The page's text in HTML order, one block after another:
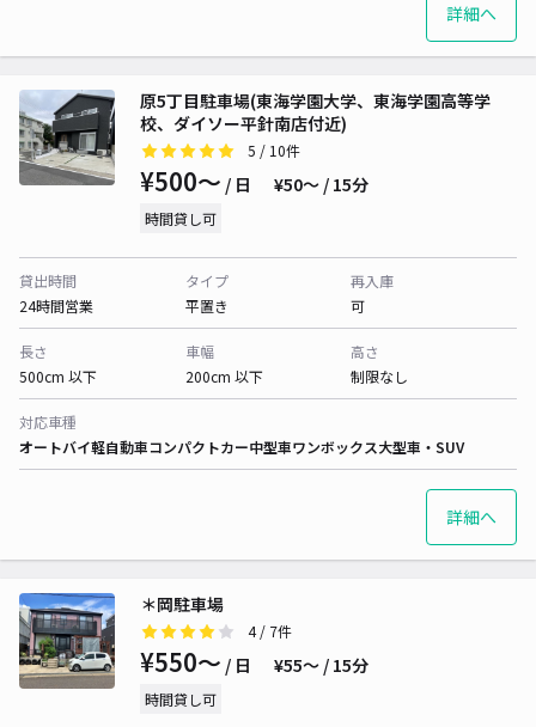
詳細へ
原5丁目駐車場(東海学園大学、東海学園高等学
校、ダイソー平針南店付近)
5 / 10件
¥500〜 / 日 ¥50〜 / 15分
時間貸し可
貸出時間
24時間営業
タイプ
平置き
再入庫
可
長さ
500cm 以下
車幅
200cm 以下
高さ
制限なし
対応車種
オートバイ軽自動車コンパクトカー中型車ワンボックス大型車・SUV
詳細へ
＊岡駐車場
4/ 7件
¥550〜 / 日 ¥55〜 / 15分
時間貸し可